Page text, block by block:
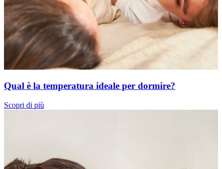
Qual è la temperatura ideale per dormire?
Scopri di più